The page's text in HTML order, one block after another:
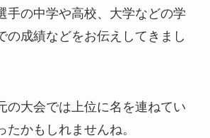
手の中学や高校、大学などの学
の成績などをお伝えしてきまし
の大会では上位に名を連ねてい
たかもしれませんね。